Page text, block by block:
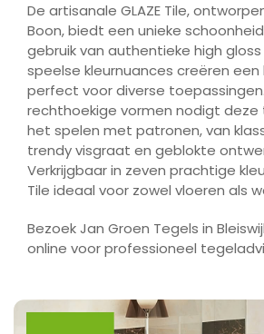
De artisanale GLAZE Tile,
Boon, biedt een unieke
gebruik van authentieke high gloss
speelse kleurnuances creëren
perfect voor diverse
rechthoekige vormen nodigt
het spelen met patronen, van
trendy visgraat en geblokte
Verkrijgbaar in zeven prachtige
Tile ideaal voor zowel vloeren als
Bezoek Jan Groen Tegels in
online voor professioneel